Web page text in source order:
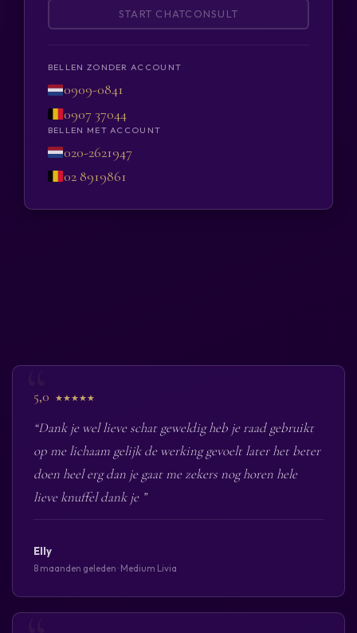
START CHATCONSULT
BELLEN ZONDER ACCOUNT
0909-0841
0907 37044
BELLEN MET ACCOUNT
020-2621947
02 8919861
5,0 ★★★★★
“Dank je wel lieve schat geweldig heb je raad gebruikt
op me lichaam gelijk de werking gevoelt later het beter
doen heel erg dan je gaat me zekers nog horen hele
lieve knuffel dank je ”
Elly
8 maanden geleden · Medium Livia